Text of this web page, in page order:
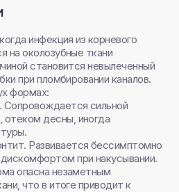
инфекция из корневого
на околозубные ткани
становится невылеченный
при пломбировании каналов.
формах:
сильной
десны, иногда
Развивается бессимптомно
при накусывании.
опасна незаметным
что в итоге приводит к